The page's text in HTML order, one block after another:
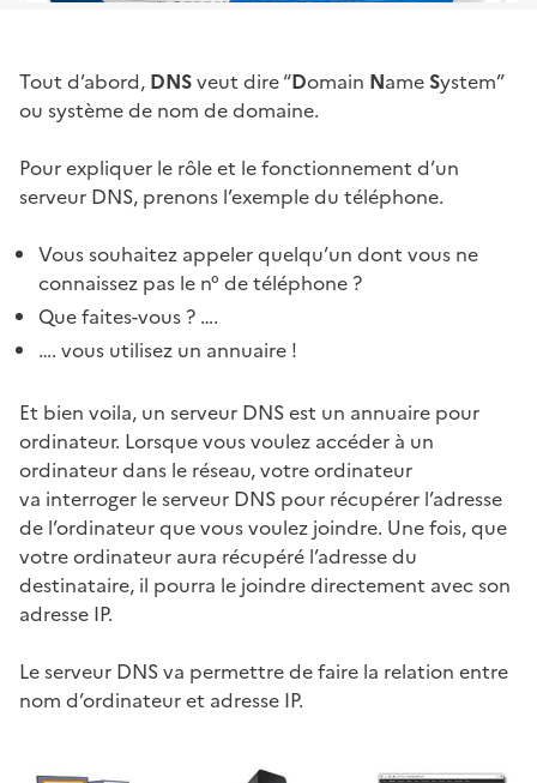
Tout d’abord, DNSveut dire “Domain Name System”
ou système de nom de domaine.
Pour expliquer le rôle et le fonctionnement d’un
serveur DNS, prenons l’exemple du téléphone.
Vous souhaitez appeler quelqu’un dont vous ne
connaissez pas le n° de téléphone ?
Que faites-vous ? ….
…. vous utilisez un annuaire !
Et bien voila, un serveur DNS est un annuaire pour
ordinateur. Lorsque vous voulez accéder à un
ordinateur dans le réseau, votre ordinateur
va interroger le serveur DNS pour récupérer l’adresse
de l’ordinateur que vous voulez joindre. Une fois, que
votre ordinateur aura récupéré l’adresse du
destinataire, il pourra le joindre directement avec son
adresse IP.
Le serveur DNS va permettre de faire la relation entre
nom d’ordinateur et adresse IP.